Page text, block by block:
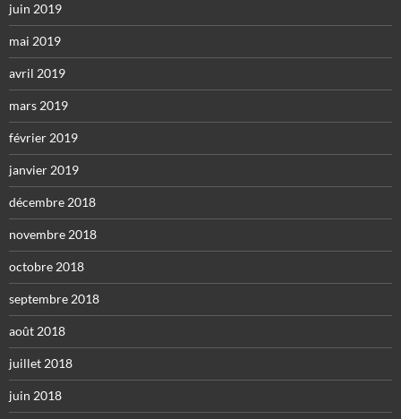
juin 2019
mai 2019
avril 2019
mars 2019
février 2019
janvier 2019
décembre 2018
novembre 2018
octobre 2018
septembre 2018
août 2018
juillet 2018
juin 2018